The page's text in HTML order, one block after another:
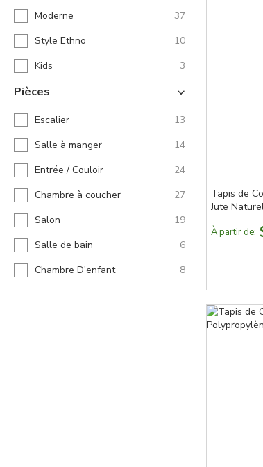
Moderne
37
Style Ethno
10
Kids
3
Pièces
Escalier
13
Salle à manger
14
Entrée / Couloir
24
Chambre à coucher
27
Salon
19
Salle de bain
6
Chambre D'enfant
8
Tapis de
Jute
À partir de: